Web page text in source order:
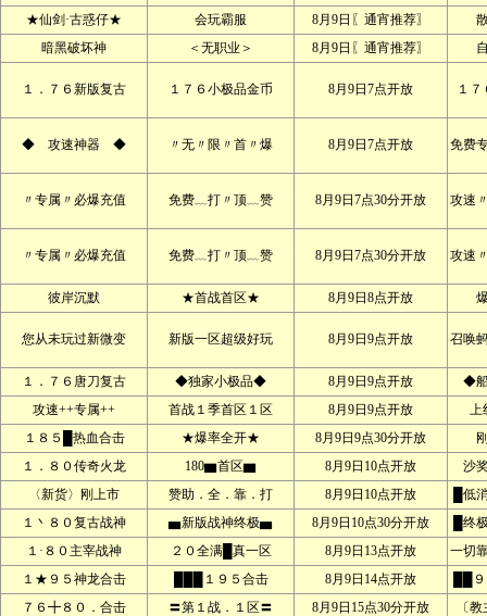
★仙剑·古惑仔★
会玩霸服 8月9日〖通宵推荐〗
暗黑破坏神
＜无职业＞ 8月9日〖通宵推荐〗
１．７６新版复古 １７６小极品金币 8月9日7点开放 １
◆ 攻速神器 ◆ 〃无〃限〃首〃爆 8月9日7点开放 免费
〃专属〃必爆充值 免费﹏打〃顶﹏赞 8月9日7点30分开放 攻速
〃专属〃必爆充值 免费﹏打〃顶﹏赞 8月9日7点30分开放 攻速
彼岸沉默 ★首战首区★ 8月9日8点开放
您从未玩过新微变 新版一区超级好玩 8月9日9点开放 召唤
１．７６唐刀复古 ◆独家小极品◆ 8月9日9点开放
◆
攻速++专属++
首战１季首区１区 8月9日9点开放
上
１８５█热血合击
★爆率全开★ 8月9日9点30分开放
１．８０传奇火龙
180▆首区▆ 8月9日10点开放
沙
〈新货〉刚上市
赞助．全．靠．打 8月9日10点开放
█低
１丶８０复古战神
▅新版战神终极▅ 8月9日10点30分开放
█终
１·８０主宰战神
２０全满█真一区 8月9日13点开放
一切
１★９５神龙合击
███１９５合击 8月9日14点开放
██
７６╋８０．合击
〓第１战．１区〓 8月9日15点30分开放
〔